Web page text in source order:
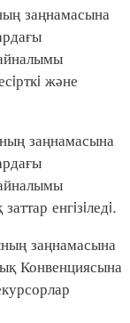
заңнамасына
және
заңнамасына
енгiзiледi.
заңнамасына
Конвенциясына